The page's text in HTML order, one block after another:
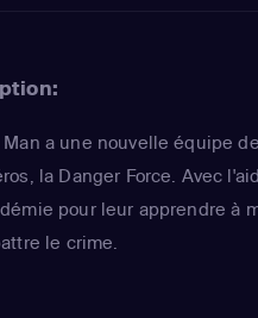
a une nouvelle équipe
la Danger Force. Avec
pour leur apprendre à
le crime.